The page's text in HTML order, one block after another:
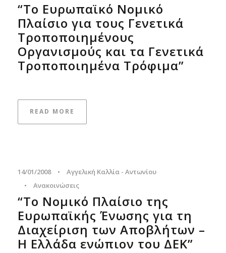
“To Ευρωπαϊκό Νομικό
Πλαίσιο για τους Γενετικά
Τροποποιημένους
Οργανισμούς και τα Γενετικά
Τροποποιημένα Τρόφιμα”
READ MORE
14/01/2008 •
Αγγελική Καλλία - Αντωνίου
•
Ανακοινώσεις
“Το Νομικό Πλαίσιο της
Ευρωπαϊκής Ένωσης για τη
Διαχείριση των Αποβλήτων –
Η Ελλάδα ενώπιον του ΔΕΚ”